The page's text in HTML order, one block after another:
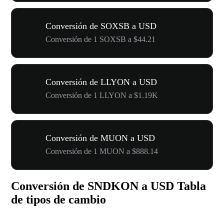
Conversión de SOXSB a USD
Conversión de 1 SOXSB a $44.21
Conversión de LLYON a USD
Conversión de 1 LLYON a $1.19K
Conversión de MUON a USD
Conversión de 1 MUON a $888.14
Conversión de SNDKON a USD Tabla
de tipos de cambio